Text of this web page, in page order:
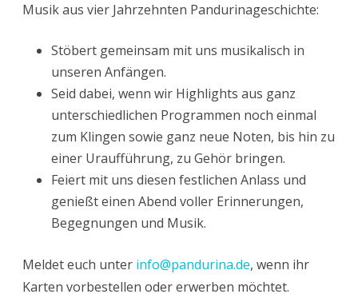
Musik aus vier Jahrzehnten Pandurinageschichte:
Stöbert gemeinsam mit uns musikalisch in
unseren Anfängen.
Seid dabei, wenn wir Highlights aus ganz
unterschiedlichen Programmen noch einmal
zum Klingen sowie ganz neue Noten, bis hin zu
einer Uraufführung, zu Gehör bringen.
Feiert mit uns diesen festlichen Anlass und
genießt einen Abend voller Erinnerungen,
Begegnungen und Musik.
Meldet euch unter info@pandurina.de, wenn ihr
Karten vorbestellen oder erwerben möchtet.